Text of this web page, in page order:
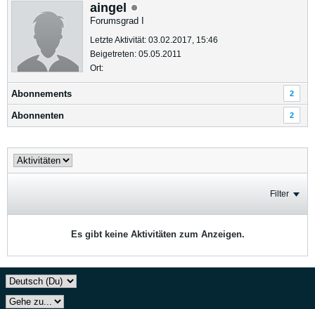
aingel
Forumsgrad I
Letzte Aktivität: 03.02.2017, 15:46
Beigetreten: 05.05.2011
Ort:
Abonnements 2
Abonnenten 2
Filter
Es gibt keine Aktivitäten zum Anzeigen.